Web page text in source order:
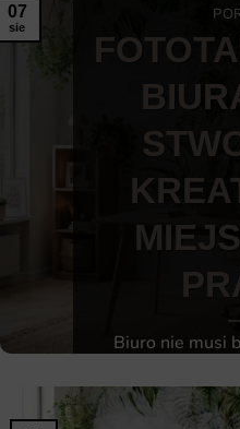
Biuro nie musi
traktujemy
07
sie